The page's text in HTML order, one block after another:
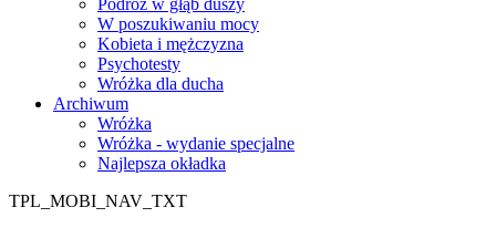
Podróż w głąb duszy
W poszukiwaniu mocy
Kobieta i mężczyzna
Psychotesty
Wróżka dla ducha
Archiwum
Wróżka
Wróżka - wydanie specjalne
Najlepsza okładka
TPL_MOBI_NAV_TXT